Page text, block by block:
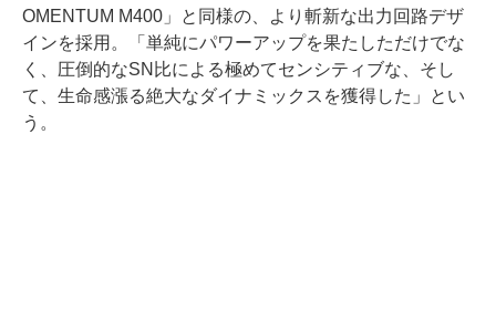
OMENTUM M400」と同様の、より斬新な出力回路デザ
インを採用。「単純にパワーアップを果たしただけでな
く、圧倒的なSN比による極めてセンシティブな、そし
て、生命感漲る絶大なダイナミックスを獲得した」とい
う。